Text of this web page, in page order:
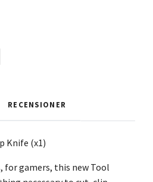
RECENSIONER
Knife (x1)
for gamers, this new Tool